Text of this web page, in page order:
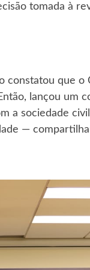
tomada à
constatou que o
lançou um
a sociedade
—